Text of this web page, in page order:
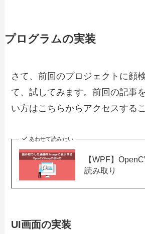
プログラムの実装
さて、前回のプロジェクトに顔
て、試してみます。前回の記事
い方はこちらからアクセスする
あわせて読みたい
【WPF】
読み取り
UI画面の実装